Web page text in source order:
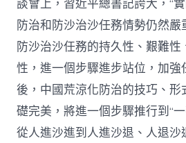
談會上，習近平總書記誇大，“
防治和防沙治沙任務情勢仍然
防沙治沙任務的持久性、艱難
性，進一個步驟進步站位，加強
後，中國荒涼化防治的技巧、形
礎完美，將進一個步驟推行到“
從人進沙進到人進沙退、人退沙